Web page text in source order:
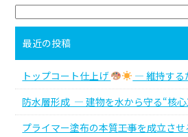
最近の投稿
トップコート仕上げ
― 維持する
防水層形成 ― 建物を水から守る“核
プライマー塗布の本質――工事を成立さ